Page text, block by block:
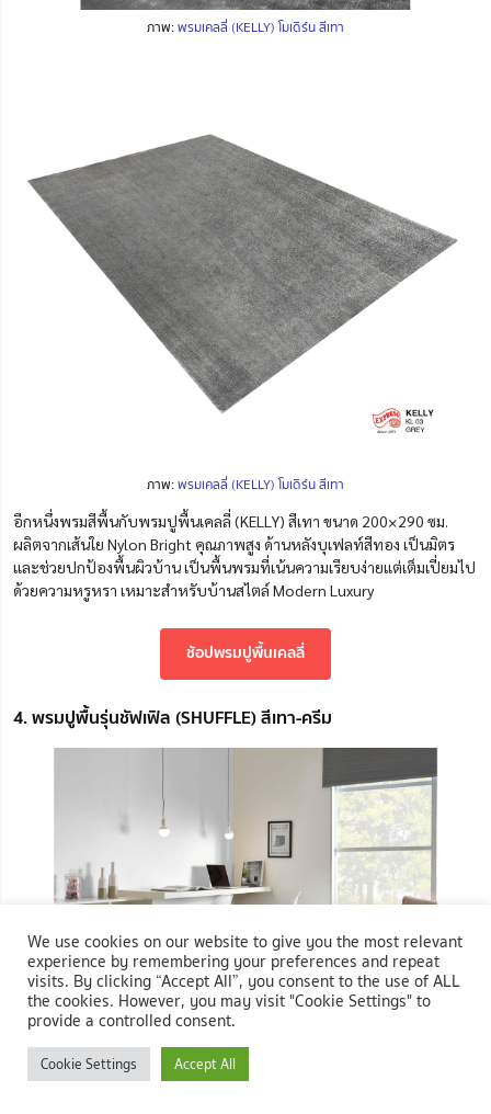
ภาพ:พรมเคลลี่ (KELLY) โมเดิร์น สีเทา
ภาพ:พรมเคลลี่ (KELLY) โมเดิร์น สีเทา
อีกหนึ่งพรมสีพื้นกับพรมปูพื้นเคลลี่ (KELLY) สีเทา ขนาด 200×290 ซม.
ผลิตจากเส้นใย Nylon Bright คุณภาพสูง ด้านหลังบุเฟลท์สีทอง เป็นมิตร
และช่วยปกป้องพื้นผิวบ้าน เป็นพื้นพรมที่เน้นความเรียบง่ายแต่เต็มเปี่ยมไป
ด้วยความหรูหรา เหมาะสำหรับบ้านสไตล์ Modern Luxury
ช้อปพรมปูพื้นเคลลี่
4. พรมปูพื้นรุ่นชัฟเฟิล (SHUFFLE) สีเทา-ครีม
We use cookies on our website to give you the most relevant
experience by remembering your preferences and repeat
visits. By clicking “Accept All”, you consent to the use of ALL
the cookies. However, you may visit "Cookie Settings" to
provide a controlled consent.
Cookie Settings Accept All